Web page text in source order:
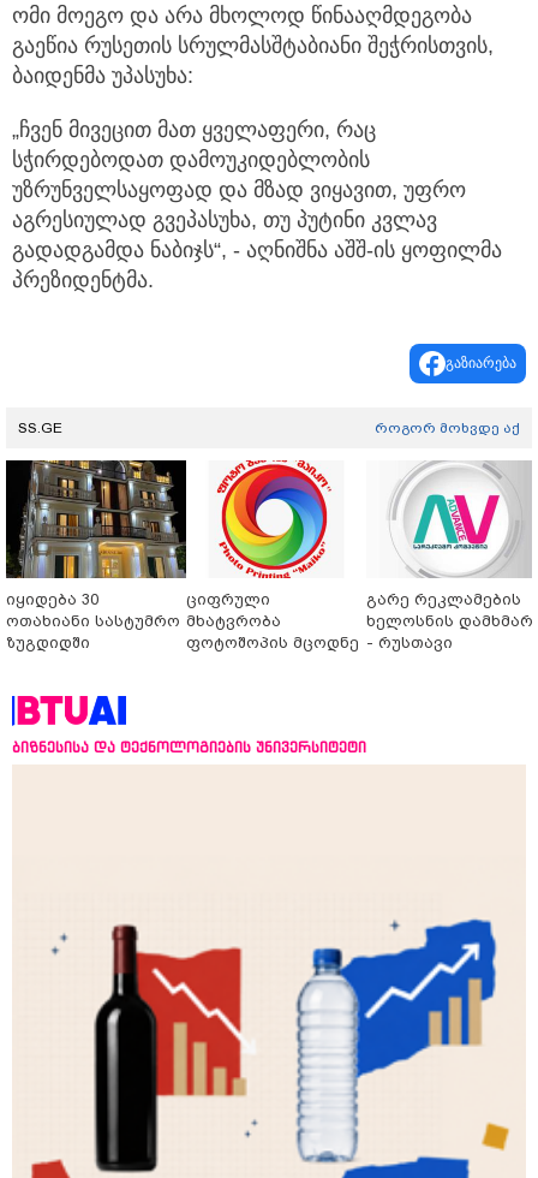
ომი მოეგო და არა მხოლოდ წინააღმდეგობა
გაეწია რუსეთის სრულმასშტაბიანი შეჭრისთვის,
ბაიდენმა უპასუხა:
„ჩვენ მივეცით მათ ყველაფერი, რაც
სჭირდებოდათ დამოუკიდებლობის
უზრუნველსაყოფად და მზად ვიყავით, უფრო
აგრესიულად გვეპასუხა, თუ პუტინი კვლავ
გადადგამდა ნაბიჯს“, - აღნიშნა აშშ-ის ყოფილმა
პრეზიდენტმა.
გაზიარება
SS.GE როგორ მოხვდე აქ
იყიდება 30
ოთახიანი სასტუმრო
ზუგდიდში
ციფრული
მხატვრობა
ფოტოშოპის მცოდნე
გარე რეკლამების
ხელოსნის
- რუსთავი
ბიზნესისა და ტექნოლოგიების უნივერსიტეტი